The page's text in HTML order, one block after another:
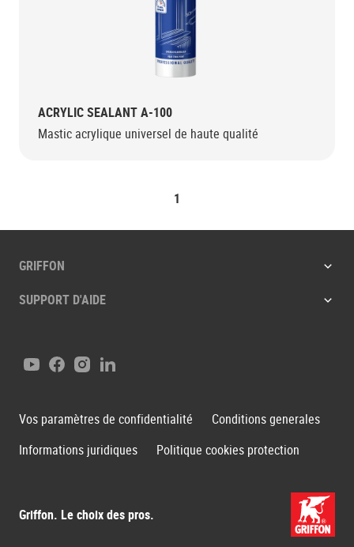
ACRYLIC SEALANT A-100
Mastic acrylique universel de haute qualité
1
GRIFFON
SUPPORT D'AIDE
Griffon. Le choix des pros.
YoutubeFacebook
Instagram
LinkedIn
Vos paramètres de confidentialité
Conditions generales
Informations juridiques
Politique cookies protection